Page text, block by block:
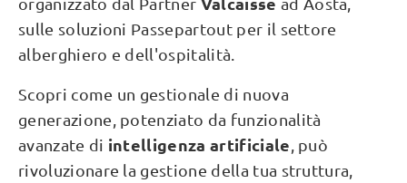
sulle soluzioni Passepartout per il settore
alberghiero e dell'ospitalità.
Scopri come un gestionale di nuova
generazione, potenziato da funzionalità
avanzate di intelligenza artificiale , può
rivoluzionare la gestione della tua struttura,